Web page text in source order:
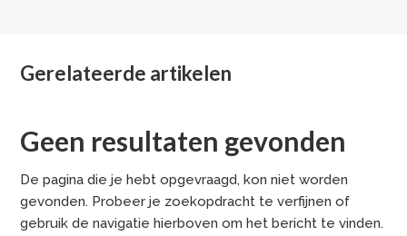
Gerelateerde artikelen
Geen resultaten gevonden
De pagina die je hebt opgevraagd, kon niet worden
gevonden. Probeer je zoekopdracht te verfijnen of
gebruik de navigatie hierboven om het bericht te vinden.